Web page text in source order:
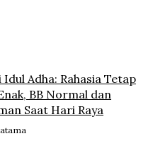
Idul Adha: Rahasia Tetap
BB Normal dan
Saat Hari Raya